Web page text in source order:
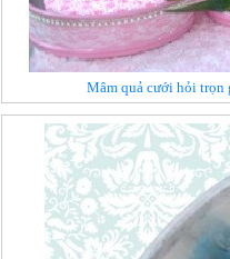
Mâm quả cưới hỏi trọn